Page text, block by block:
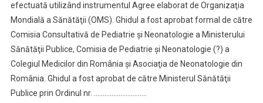
efectuată utilizând instrumentul Agree elaborat de Organizaţia
Mondială a Sănătăţii (OMS). Ghidul a fost aprobat formal de către
Comisia Consultativă de Pediatrie şi Neonatologie a Ministerului
Sănătăţii Publice, Comisia de Pediatrie şi Neonatologie (?) a
Colegiul Medicilor din România şi Asociaţia de Neonatologie din
România. Ghidul a fost aprobat de către Ministerul Sănătăţii
Publice prin Ordinul nr. …………………………